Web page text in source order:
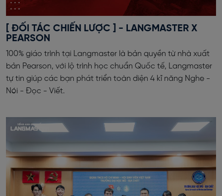
[ ĐỐI TÁC CHIẾN LƯỢC ] - LANGMASTER X
PEARSON
100% giáo trình tại Langmaster là bản quyền từ nhà xuất
bản Pearson, với lộ trình học chuẩn Quốc tế, Langmaster
tự tin giúp các bạn phát triển toàn diện 4 kĩ năng Nghe -
Nói - Đọc - Viết.